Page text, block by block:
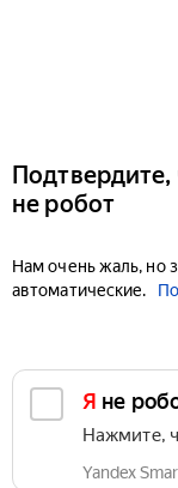
Подтвердите,
не робот
Нам очень жаль, но
автоматические.
Я не
Нажмите,
Yandex